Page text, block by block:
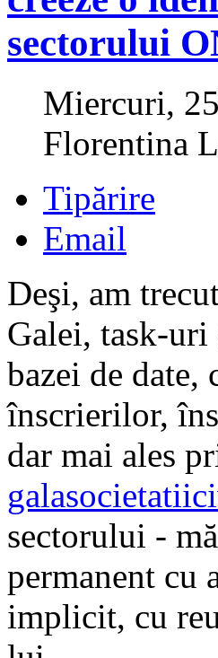
sectorului
Miercuri,
Florentina
Tipărire
Email
Deşi, am
Galei, task-uri
bazei de date,
înscrierilor,
dar mai ales
sectorului -
permanent cu
implicit, cu